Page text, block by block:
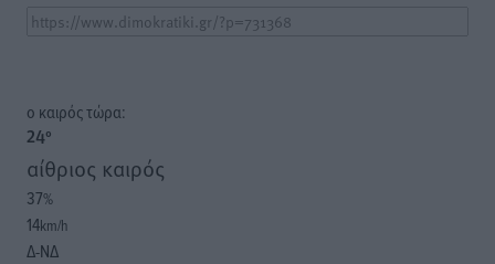
o καιρός τώρα:
24°
αίθριος καιρός
37%
14km/h
Δ-ΝΔ